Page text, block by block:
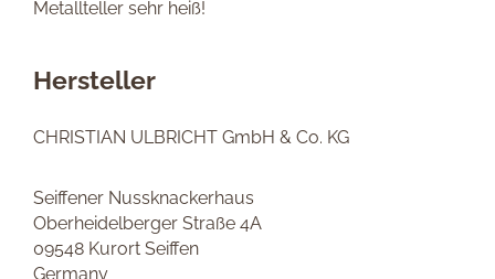
Metallteller sehr heiß!
Hersteller
CHRISTIAN ULBRICHT GmbH & Co. KG
Seiffener Nussknackerhaus
Oberheidelberger Straße 4A
09548 Kurort Seiffen
Germany